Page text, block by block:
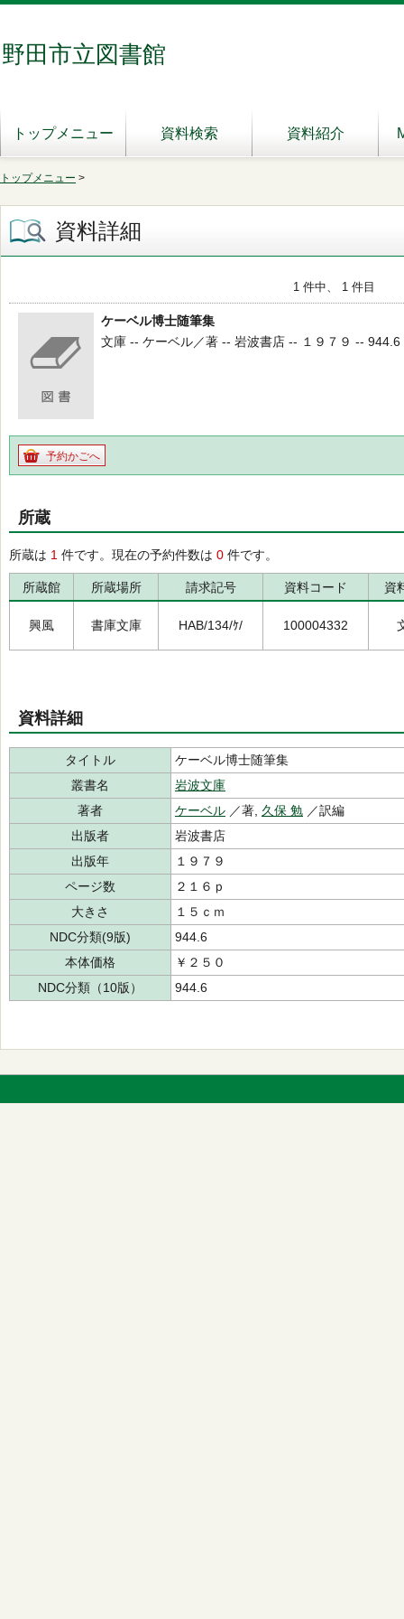
野田市立図書館
トップメニュー 資料検索 資料紹介
トップメニュー >
資料詳細
1 件中、 1 件目
ケーベル博士随筆集
文庫 -- ケーベル／著 -- 岩波書店 -- １９７９ -- 944.6
予約かごへ
所蔵
所蔵は 1 件です。現在の予約件数は 0 件です。
所蔵館 所蔵場所 請求記号 資料コード 資
興風 書庫文庫 HAB/134/ｹ/ 100004332
資料詳細
タイトル
ケーベル博士随筆集
叢書名
岩波文庫
著者
ケーベル ／著, 久保 勉 ／訳編
出版者
岩波書店
出版年
１９７９
ページ数
２１６ｐ
大きさ
１５ｃｍ
NDC分類(9版)
944.6
本体価格
￥２５０
NDC分類（10版）
944.6